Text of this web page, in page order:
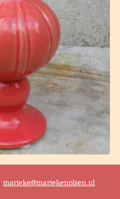
marieke@mariekenolsen.nl